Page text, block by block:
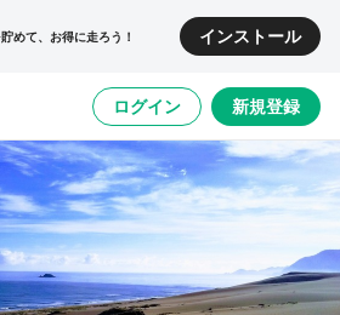
めて、お得に走ろう！ インストール
ログイン 新規登録